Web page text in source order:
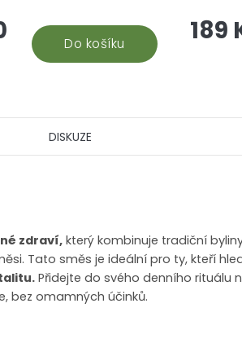
Do košíku
1500 mg CBD, 1500 mg
mg...
189
není
Tento
DISKUZE
zdraví,který kombinuje tradiční
Tato směs je ideální pro ty, kteří
Přidejte do svého denního rituálu
bez omamných účinků.